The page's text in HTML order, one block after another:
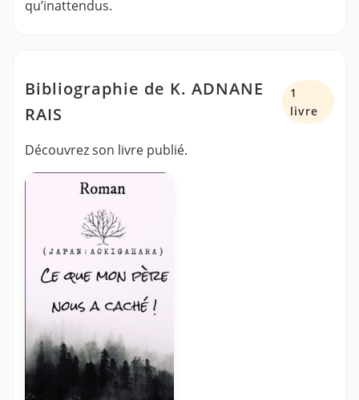
qu’inattendus.
Bibliographie de K. ADNANE
RAIS
1
livre
Découvrez son livre publié.